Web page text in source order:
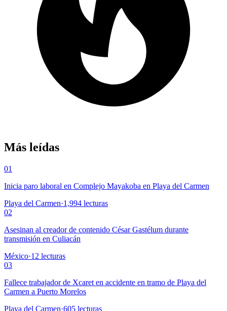
Más leídas
01
Inicia paro laboral en Complejo Mayakoba en Playa del Carmen
Playa del Carmen·1,994 lecturas
02
Asesinan al creador de contenido César Gastélum durante
transmisión en Culiacán
México·12 lecturas
03
Fallece trabajador de Xcaret en accidente en tramo de Playa del
Carmen a Puerto Morelos
Playa del Carmen·605 lecturas